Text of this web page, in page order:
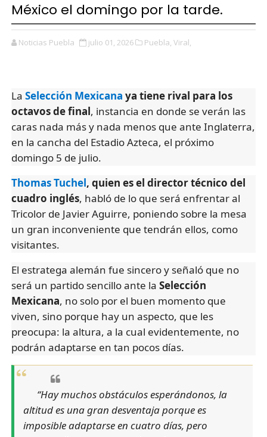
México el domingo por la tarde.
Noticias Puebla julio 01, 2026 Puebla, Viral,
La Selección Mexicana ya tiene rival para los
octavos de final, instancia en donde se verán las
caras nada más y nada menos que ante Inglaterra,
en la cancha del Estadio Azteca, el próximo
domingo 5 de julio.
Thomas Tuchel, quien es el director técnico del
cuadro inglés, habló de lo que será enfrentar al
Tricolor de Javier Aguirre, poniendo sobre la mesa
un gran inconveniente que tendrán ellos, como
visitantes.
El estratega alemán fue sincero y señaló que no
será un partido sencillo ante la Selección
Mexicana, no solo por el buen momento que
viven, sino porque hay un aspecto, que les
preocupa: la altura, a la cual evidentemente, no
podrán adaptarse en tan pocos días.
“Hay muchos obstáculos esperándonos, la
altitud es una gran desventaja porque es
imposible adaptarse en cuatro días, pero